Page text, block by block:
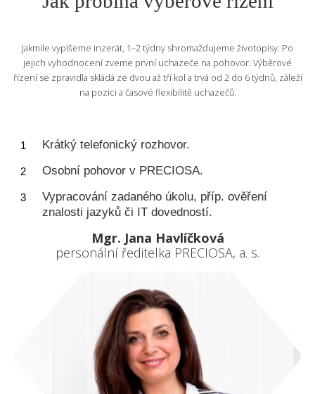
Jakmile vypíšeme inzerát, 1–2 týdny shromažďujeme životopisy. Po
jejich vyhodnocení zveme první uchazeče na pohovor. Výběrové
řízení se zpravidla skládá ze dvou až tří kol a trvá od 2 do 6 týdnů, záleží
na pozici a časové flexibilitě uchazečů.
Krátký telefonický rozhovor.
Osobní pohovor v PRECIOSA.
Vypracování zadaného úkolu, příp. ověření
znalosti jazyků či IT dovedností.
Mgr. Jana Havlíčková
personální ředitelka PRECIOSA, a. s.